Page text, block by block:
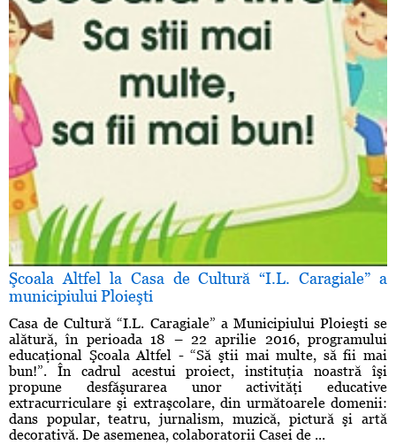
Şcoala Altfel la Casa de Cultură “I.L. Caragiale” a
municipiului Ploieşti
Casa de Cultură “I.L. Caragiale” a Municipiului Ploieşti se
alătură, în perioada 18 – 22 aprilie 2016, programului
educaţional Şcoala Altfel - “Să ştii mai multe, să fii mai
bun!”. În cadrul acestui proiect, instituţia noastră îşi
propune desfăşurarea unor activităţi educative
extracurriculare şi extraşcolare, din următoarele domenii:
dans popular, teatru, jurnalism, muzică, pictură şi artă
decorativă. De asemenea, colaboratorii Casei de ...